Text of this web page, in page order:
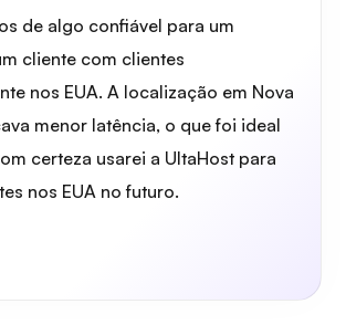
de algo confiável para um
cliente com clientes
nos EUA. A localização em Nova
menor latência, o que foi ideal
certeza usarei a UltaHost para
nos EUA no futuro.